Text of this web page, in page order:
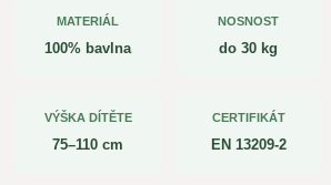
MATERIÁL
100% bavlna
NOSNOST
do 30 kg
VÝŠKA DÍTĚTE
75–110 cm
CERTIFIKÁT
EN 13209-2